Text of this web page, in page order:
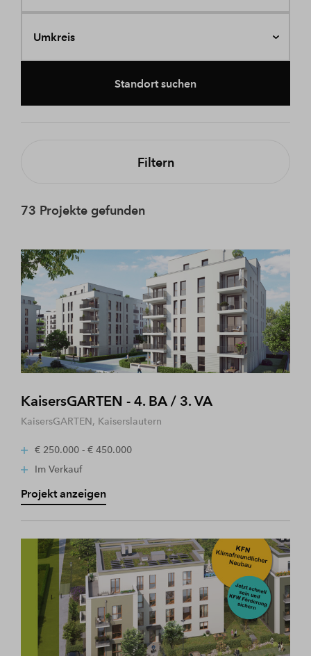
Umkreis
Standort suchen
Filtern
73 Projekte gefunden
KaisersGARTEN - 4. BA / 3. VA
KaisersGARTEN, Kaiserslautern
€ 250.000 - € 450.000
Im Verkauf
Projekt anzeigen